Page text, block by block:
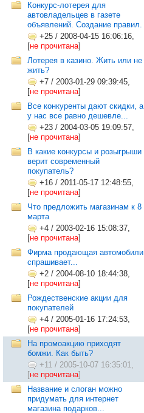
Конкурс-лотерея для
автовладельцев в газете
объявлений. Создание правил.
+25 / 2008-04-15 16:06:16,
[не прочитана]
Лотерея в казино. Жить или не
жить?
+7 / 2003-01-29 09:39:45,
[не прочитана]
Все конкуренты дают скидки, а
у нас все равно дешевле...
+23 / 2004-03-05 19:09:57,
[не прочитана]
В какие конкурсы и розыгрыши
верит современный
покупатель?
+16 / 2011-05-17 12:48:55,
[не прочитана]
Что предложить магазинам к 8
марта
+4 / 2003-02-16 15:08:37,
[не прочитана]
Фирма продающая автомобили
спрашивает...
+2 / 2004-08-10 18:44:38,
[не прочитана]
Рождественские акции для
покупателей
+4 / 2005-01-16 17:24:53,
[не прочитана]
На промоакцию приходят
бомжи. Как быть?
+11 / 2005-10-07 16:35:01,
[не прочитана]
Название и слоган можно
придумать для интернет
магазина подарков...